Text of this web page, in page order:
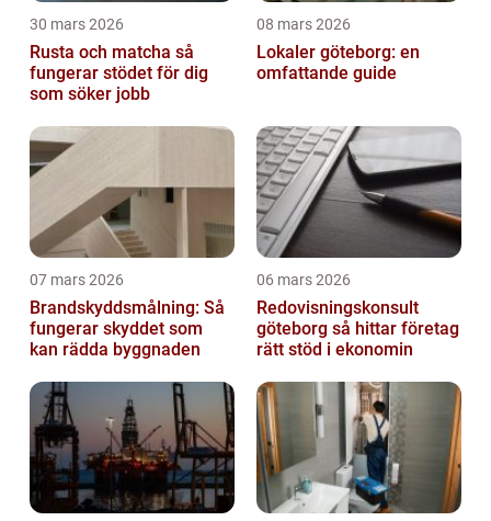
30 mars 2026
Rusta och matcha så
fungerar stödet för dig
som söker jobb
08 mars 2026
Lokaler göteborg: en
omfattande guide
07 mars 2026
Brandskyddsmålning: Så
fungerar skyddet som
kan rädda byggnaden
06 mars 2026
Redovisningskonsult
göteborg så hittar företag
rätt stöd i ekonomin